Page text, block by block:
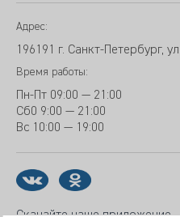
Адрес:
196191 г. Санкт-Петербург,
Время работы:
Пн-Пт 09:00 — 21:00
Сб0 9:00 — 21:00
Вс 10:00 — 19:00